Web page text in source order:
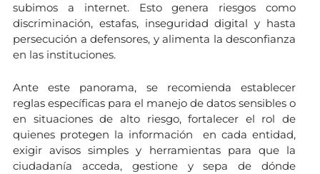
subimos a internet. Esto genera riesgos como
discriminación, estafas, inseguridad digital y hasta
persecución a defensores, y alimenta la desconfianza
en las instituciones.
Ante este panorama, se recomienda establecer
reglas específicas para el manejo de datos sensibles o
en situaciones de alto riesgo, fortalecer el rol de
quienes protegen la información en cada entidad,
exigir avisos simples y herramientas para que la
ciudadanía acceda, gestione y sepa de dónde